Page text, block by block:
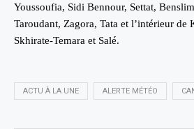
Youssoufia, Sidi Bennour, Settat,
Taroudant, Zagora, Tata et l’intérieur de
Skhirate-Temara et Salé.
ACTU À LA UNE ALERTE MÉTÉO